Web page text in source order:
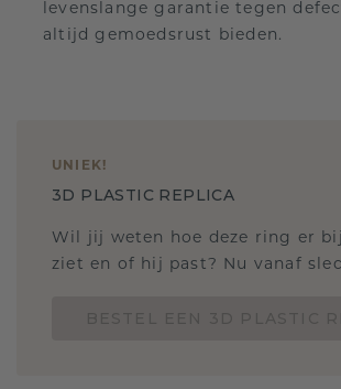
levenslange garantie tegen
altijd gemoedsrust bieden.
UNIEK!
3D PLASTIC REPLICA
Wil jij weten hoe deze ring er
ziet en of hij past? Nu vanaf